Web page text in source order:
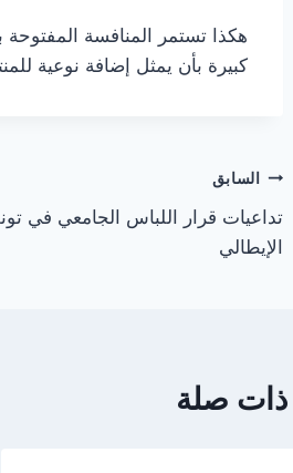
هكذا تستمر المنافسة
كبيرة بأن يمثل إضافة نوعية
تصفّح
المقالات
السابق
تداعيات قرار اللباس الجامعي في
الإيطالي
صلة